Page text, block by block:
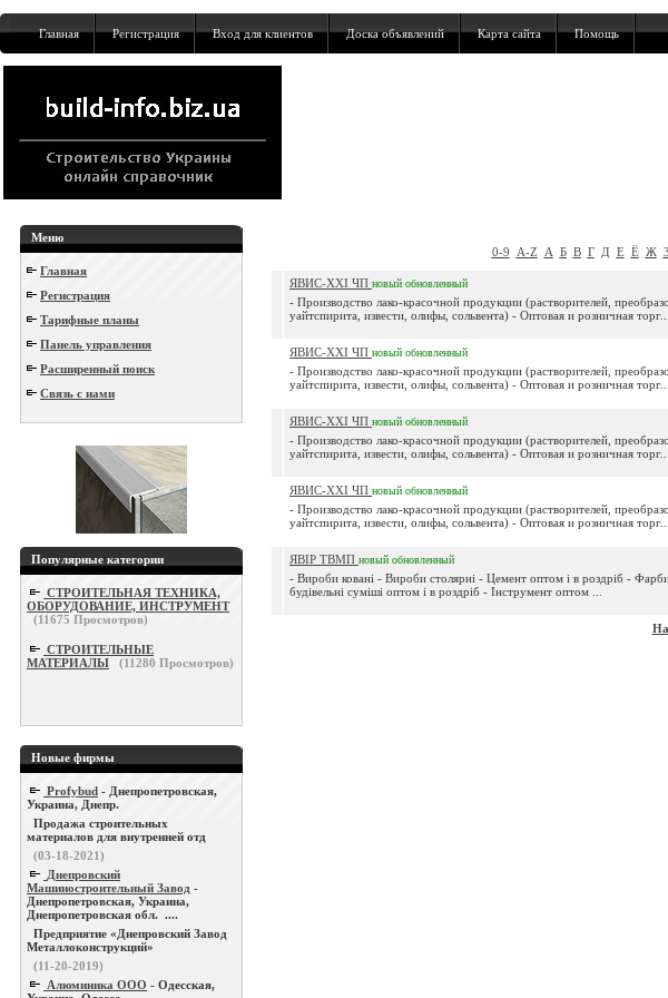
Главная Регистрация Вход для клиентов Доска объявлений Карта сайта Помощь
Меню
Главная
Регистрация
Тарифные планы
Панель управления
Расширенный поиск
Связь с нами
Популярные категории
СТРОИТЕЛЬНАЯ ТЕХНИКА,
ОБОРУДОВАНИЕ, ИНСТРУМЕНТ
(11675 Просмотров)
СТРОИТЕЛЬНЫЕ
МАТЕРИАЛЫ
(11280 Просмотров)
Новые фирмы
Profybud - Днепропетровская,
Украина, Днепр.
Продажа строительных
материалов для внутренней отд
(03-18-2021)
Днепровский
Машиностроительный Завод -
Днепропетровская, Украина,
Днепропетровская обл. ....
Предприятие «Днепровский Завод
Металлоконструкций»
(11-20-2019)
Алюминика ООО - Одесская,
0-9 A-Z А Б В Г Д Е Ё Ж З
ЯВИС-XXI ЧП новый обновленный
- Производство лако-красочной продукции (растворителей,
уайтспирита, извести, олифы, сольвента) - Оптовая и розничная торг...
ЯВИС-XXI ЧП новый обновленный
- Производство лако-красочной продукции (растворителей,
уайтспирита, извести, олифы, сольвента) - Оптовая и розничная торг...
ЯВИС-XXI ЧП новый обновленный
- Производство лако-красочной продукции (растворителей,
уайтспирита, извести, олифы, сольвента) - Оптовая и розничная торг...
ЯВИС-XXI ЧП новый обновленный
- Производство лако-красочной продукции (растворителей,
уайтспирита, извести, олифы, сольвента) - Оптовая и розничная торг...
ЯВІР ТВМП новый обновленный
- Вироби ковані - Вироби столярні - Цемент оптом і в роздріб -
будівельні суміші оптом і в роздріб - Інструмент оптом ...